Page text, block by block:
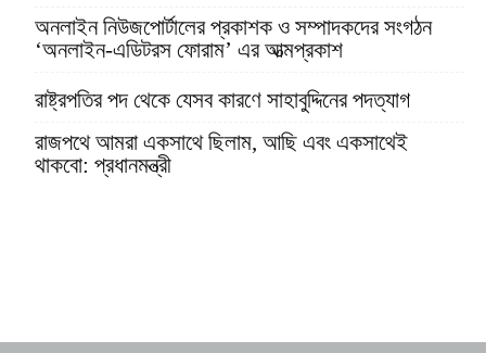
অনলাইন নিউজপোর্টালের প্রকাশক ও সম্পাদকদের সংগঠন
‘অনলাইন-এডিটরস ফোরাম’ এর আত্মপ্রকাশ
রাষ্ট্রপতির পদ থেকে যেসব কারণে সাহাবুদ্দিনের পদত্যাগ
রাজপথে আমরা একসাথে ছিলাম, আছি এবং একসাথেই
থাকবো: প্রধানমন্ত্রী